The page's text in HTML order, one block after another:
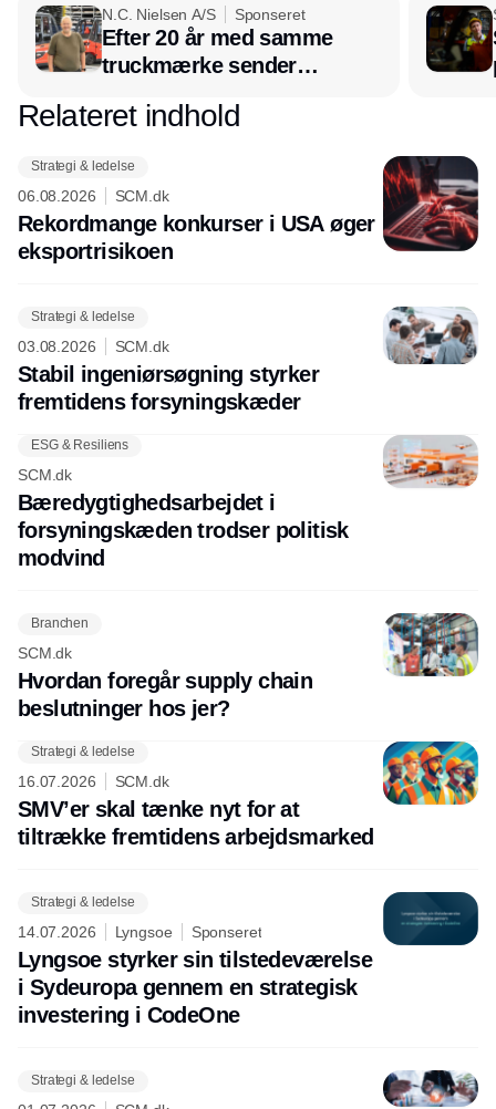
N.C. Nielsen A/S Sponseret
Efter 20 år med samme
truckmærke sender
hos INOX
Annonce
Relateret indhold
Strategi & ledelse
06.08.2026 SCM.dk
Rekordmange konkurser i USA øger
eksport­risikoen
Strategi & ledelse
03.08.2026 SCM.dk
Stabil ingeniørsøgning styrker
fremtidens forsyningskæder
ESG & Resiliens
SCM.dk
Bæredygtighedsarbejdet i
forsyningskæden trodser politisk
modvind
Branchen
SCM.dk
Hvordan foregår supply chain
beslutninger hos jer?
Strategi & ledelse
16.07.2026 SCM.dk
SMV’er skal tænke nyt for at
tiltrække fremtidens arbejdsmarked
Strategi & ledelse
14.07.2026 Lyngsoe Sponseret
Lyngsoe styrker sin tilstedeværelse
i Sydeuropa gennem en strategisk
investering i CodeOne
Strategi & ledelse